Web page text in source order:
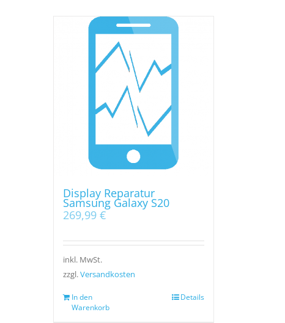
Display Reparatur
Samsung Galaxy S20
269,99 €
inkl. MwSt.
zzgl.Versandkosten
In den
Warenkorb
Details